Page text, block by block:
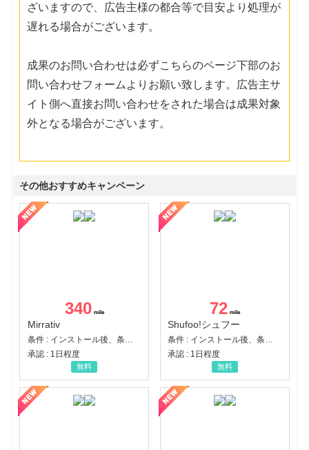
ざいますので、広告主様の都合等で目安より処理が
遅れる場合がございます。
成果のお問い合わせは必ずこちらのページ下部のお
問い合わせフォームよりお願い致します。広告主サ
イト側へ直接お問い合わせをされた場合は成果対象
外となる場合がございます。
その他おすすめキャンペーン
340
Mirrativ
条件 : インストール後、条件達成
承認 : 1日程度
無料
72
Shufoo!シュフー
条件 : インストール後、条件達成
承認 : 1日程度
無料